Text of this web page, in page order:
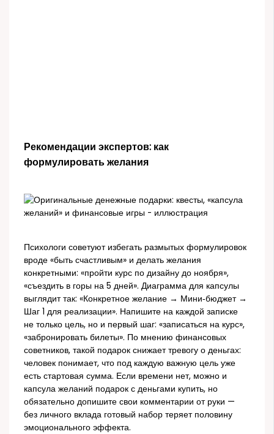
Рекомендации экспертов: как
формулировать желания
Психологи советуют избегать размытых формулировок
вроде «быть счастливым» и делать желания
конкретными: «пройти курс по дизайну до ноября»,
«съездить в горы на 5 дней». Диаграмма для капсулы
выглядит так: «Конкретное желание → Мини‑бюджет →
Шаг 1 для реализации». Напишите на каждой записке
не только цель, но и первый шаг: «записаться на курс»,
«забронировать билеты». По мнению финансовых
советников, такой подарок снижает тревогу о деньгах:
человек понимает, что под каждую важную цель уже
есть стартовая сумма. Если времени нет, можно и
капсула желаний подарок с деньгами купить, но
обязательно допишите свои комментарии от руки —
без личного вклада готовый набор теряет половину
эмоционального эффекта.